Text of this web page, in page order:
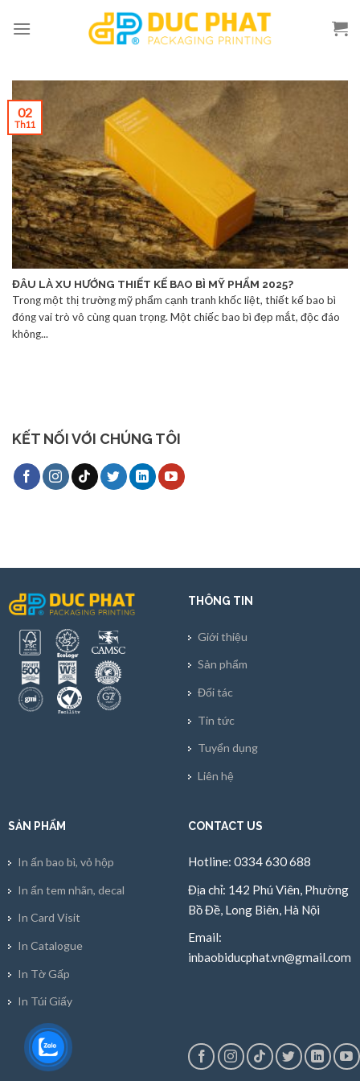
ĐÂU LÀ XU HƯỚNG THIẾT KẾ BAO BÌ MỸ PHẨM 2025?
Trong một thị trường mỹ phẩm cạnh tranh khốc liệt, thiết kế bao bì
đóng vai trò vô cùng quan trọng. Một chiếc bao bì đẹp mắt, độc đáo
không...
02
Th11
KẾT NỐI VỚI CHÚNG TÔI
THÔNG TIN
Giới thiệu
Sản phẩm
Đối tác
Tin tức
Tuyển dụng
Liên hệ
SẢN PHẨM
In ấn bao bì, vỏ hộp
In ấn tem nhãn, decal
In Card Visit
In Catalogue
In Tờ Gấp
In Túi Giấy
CONTACT US
Hotline: 0334 630 688
Địa chỉ: 142 Phú Viên, Phường
Bồ Đề, Long Biên, Hà Nội
Email:
inbaobiducphat.vn@gmail.com